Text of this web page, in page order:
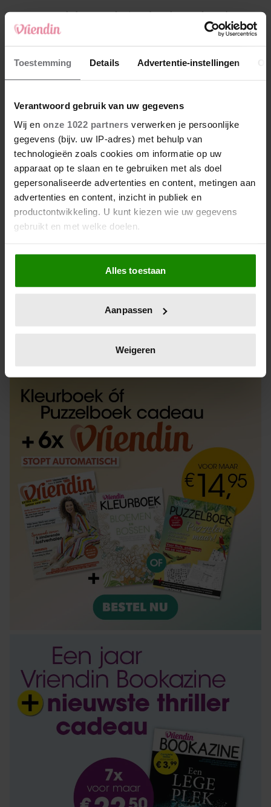
Toestemming Details Advertentie-instellingen
Verantwoord gebruik van uw gegevens
Wij en onze 1022 partners verwerken je persoonlijke
gegevens (bijv. uw IP-adres) met behulp van
technologieën zoals cookies om informatie op uw
apparaat op te slaan en te gebruiken met als doel
gepersonaliseerde advertenties en content, metingen aan
advertenties en content, inzicht in publiek en
productontwikkeling. U kunt kiezen wie uw gegevens
gebruikt en met welke doelen.
Als u het toestaat, willen we ook graag:
Informatie verzamelen over uw geografische
locatie, die tot een paar meter nauwkeurig kan zijn
scannen op specifieke eigenschappen (fingerprinting)
verwerkt en stel uw voorkeuren in het
intrekken in de Cookieverklaring.
We gebruiken cookies om content en advertenties te
personaliseren, om functies voor social media te bieden
en om ons websiteverkeer te analyseren. Ook delen we
informatie over uw gebruik van onze site met onze
partners voor social media, adverteren en analyse. Deze
partners kunnen deze gegevens combineren met andere
informatie die u aan ze heeft verstrekt of die ze hebben
verzameld op basis van uw gebruik van hun services. U
gaat akkoord met onze cookies als u onze website blijft
gebruiken.
Alles toestaan
Aanpassen
Weigeren
4 Makelaar Mandy: ‘Een bericht van de BN’er.
Een foto. Mijn lijf reageert’
5 Makelaar Mandy: ‘Vrijdagavond belde Bart.
Hij sprak eng kalm’
Nieuw